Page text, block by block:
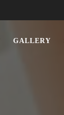
GALLERY